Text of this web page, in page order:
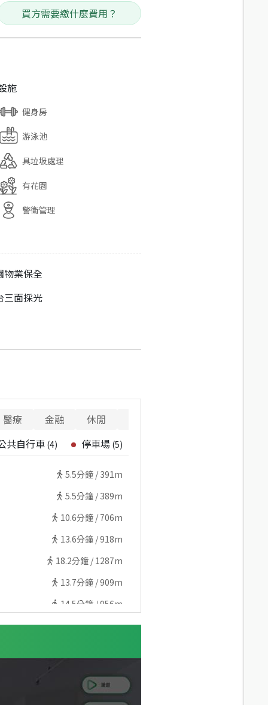
買方需要繳什麼費用？
施
健身房
游泳池
具垃圾處理
有花園
警衛管理
物業保全
三面採光
醫療 金融 休閒
共自行車 (4) 停車場 (5)
5.5分鐘 / 391m
5.5分鐘 / 389m
10.6分鐘 / 706m
13.6分鐘 /918m
18.2分鐘 / 1287m
13.7分鐘 /909m
14.5分鐘 /956m
11.6分鐘 /847m
分鐘 /941m